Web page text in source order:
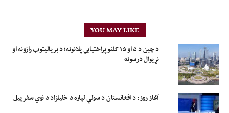
YOU MAY LIKE
د چین د ۵ او ۱۵ کلنو پراختیايي پلانونه؛ د بريالیتوب رازونه او
نړيوال درسونه
آغاز روز: د افغانستان د سولې لپاره د خلیلزاد د نوي سفر پیل